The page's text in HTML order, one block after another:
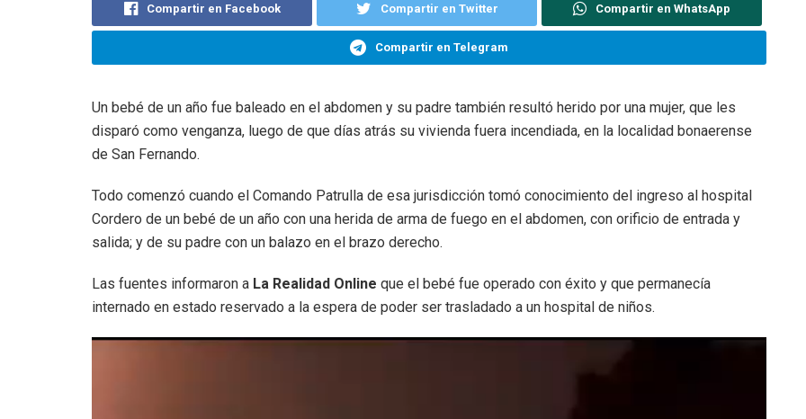
Compartir en Facebook Compartir en Twitter Compartir en WhatsApp
Compartir en Telegram
Un bebé de un año fue baleado en el abdomen y su padre también resultó herido por una mujer, que les
disparó como venganza, luego de que días atrás su vivienda fuera incendiada, en la localidad bonaerense
de San Fernando.
Todo comenzó cuando el Comando Patrulla de esa jurisdicción tomó conocimiento del ingreso al hospital
Cordero de un bebé de un año con una herida de arma de fuego en el abdomen, con orificio de entrada y
salida; y de su padre con un balazo en el brazo derecho.
Las fuentes informaron a La Realidad Online que el bebé fue operado con éxito y que permanecía
internado en estado reservado a la espera de poder ser trasladado a un hospital de niños.